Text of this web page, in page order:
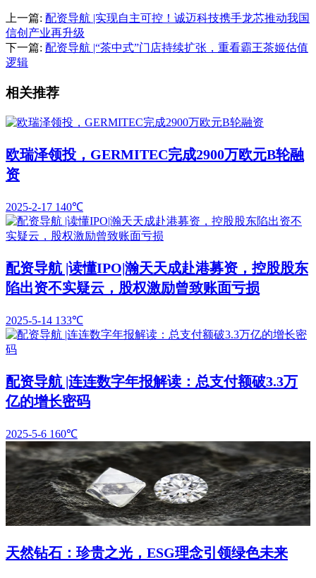
上一篇: 配资导航 |实现自主可控！诚迈科技携手龙芯推动我国
信创产业再升级
下一篇: 配资导航 |“茶中式”门店持续扩张，重看霸王茶姬估值
逻辑
相关推荐
欧瑞泽领投，GERMITEC完成2900万欧元B轮融
资
2025-2-17 140℃
配资导航 |读懂IPO|瀚天天成赴港募资，控股股东
陷出资不实疑云，股权激励曾致账面亏损
2025-5-14 133℃
配资导航 |连连数字年报解读：总支付额破3.3万
亿的增长密码
2025-5-6 160℃
天然钻石：珍贵之光，ESG理念引领绿色未来